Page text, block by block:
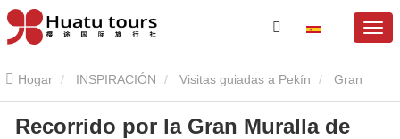
Hogar INSPIRACIÓN Visitas guiadas a Pekín Gran
Muralla de Mutianyu Recorrido por la Gran Muralla de Mutianyu
Recorrido por la Gran Muralla de